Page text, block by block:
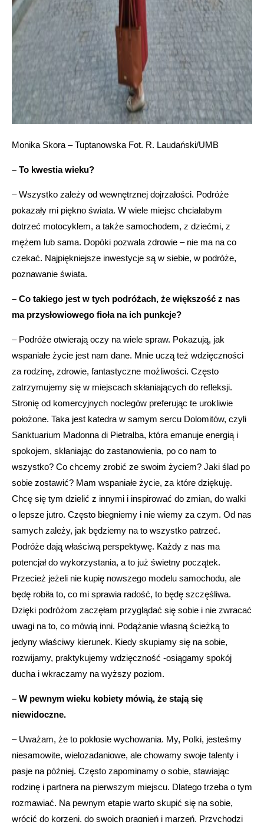
Monika Skora – Tuptanowska Fot. R. Laudański/UMB
– To kwestia wieku?
– Wszystko zależy od wewnętrznej dojrzałości. Podróże
pokazały mi piękno świata. W wiele miejsc chciałabym
dotrzeć motocyklem, a także samochodem, z dziećmi, z
mężem lub sama. Dopóki pozwala zdrowie – nie ma na co
czekać. Najpiękniejsze inwestycje są w siebie, w podróże,
poznawanie świata.
– Co takiego jest w tych podróżach, że większość z nas
ma przysłowiowego fioła na ich punkcje?
– Podróże otwierają oczy na wiele spraw. Pokazują, jak
wspaniałe życie jest nam dane. Mnie uczą też wdzięczności
za rodzinę, zdrowie, fantastyczne możliwości. Często
zatrzymujemy się w miejscach skłaniających do refleksji.
Stronię od komercyjnych noclegów preferując te urokliwie
położone. Taka jest katedra w samym sercu Dolomitów, czyli
Sanktuarium Madonna di Pietralba, która emanuje energią i
spokojem, skłaniając do zastanowienia, po co nam to
wszystko? Co chcemy zrobić ze swoim życiem? Jaki ślad po
sobie zostawić? Mam wspaniałe życie, za które dziękuję.
Chcę się tym dzielić z innymi i inspirować do zmian, do walki
o lepsze jutro. Często biegniemy i nie wiemy za czym. Od nas
samych zależy, jak będziemy na to wszystko patrzeć.
Podróże dają właściwą perspektywę. Każdy z nas ma
potencjał do wykorzystania, a to już świetny początek.
Przecież jeżeli nie kupię nowszego modelu samochodu, ale
będę robiła to, co mi sprawia radość, to będę szczęśliwa.
Dzięki podróżom zaczęłam przyglądać się sobie i nie zwracać
uwagi na to, co mówią inni. Podążanie własną ścieżką to
jedyny właściwy kierunek. Kiedy skupiamy się na sobie,
rozwijamy, praktykujemy wdzięczność -osiągamy spokój
ducha i wkraczamy na wyższy poziom.
– W pewnym wieku kobiety mówią, że stają się
niewidoczne.
– Uważam, że to pokłosie wychowania. My, Polki, jesteśmy
niesamowite, wielozadaniowe, ale chowamy swoje talenty i
pasje na później. Często zapominamy o sobie, stawiając
rodzinę i partnera na pierwszym miejscu. Dlatego trzeba o tym
rozmawiać. Na pewnym etapie warto skupić się na sobie,
wrócić do korzeni, do swoich pragnień i marzeń. Przychodzi